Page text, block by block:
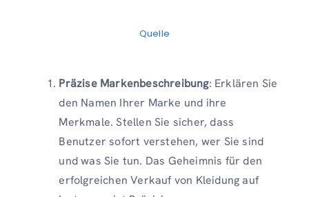
Quelle
Präzise Markenbeschreibung: Erklären Sie
den Namen Ihrer Marke und ihre
Merkmale. Stellen Sie sicher, dass
Benutzer sofort verstehen, wer Sie sind
und was Sie tun. Das Geheimnis für den
erfolgreichen Verkauf von Kleidung auf